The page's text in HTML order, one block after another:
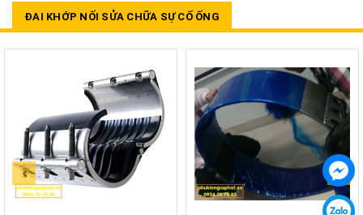
ĐAI KHỚP NỐI SỬA CHỮA SỰ CỐ ỐNG